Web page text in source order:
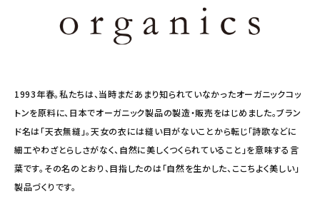
1993年春。私たちは、当時まだあまり知られていなかったオーガニックコッ
トンを原料に、日本でオーガニック製品の製造・販売をはじめました。ブラン
ド名は「天衣無縫」。天女の衣には縫い目がないことから転じ「詩歌などに
細工やわざとらしさがなく、自然に美しくつくられていること」を意味する言
葉です。その名のとおり、目指したのは「自然を生かした、ここちよく美しい」
製品づくりです。